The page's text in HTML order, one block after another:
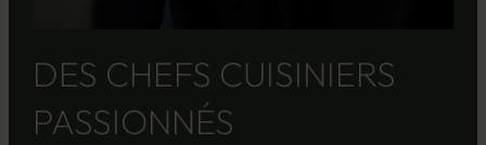
DES CHEFS CUISINIERS
PASSIONNÉS